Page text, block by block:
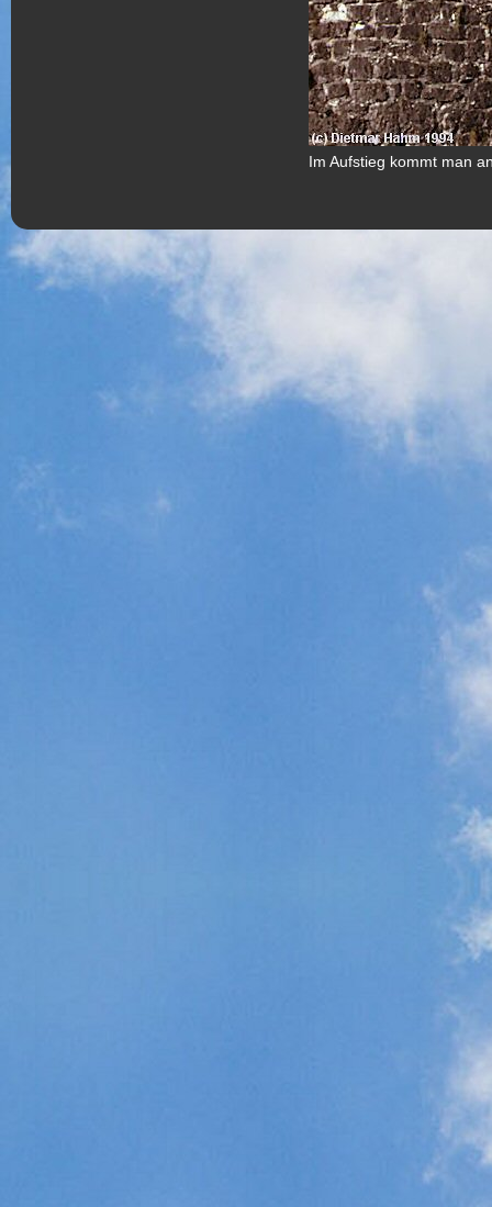
Im Aufstieg kommt man